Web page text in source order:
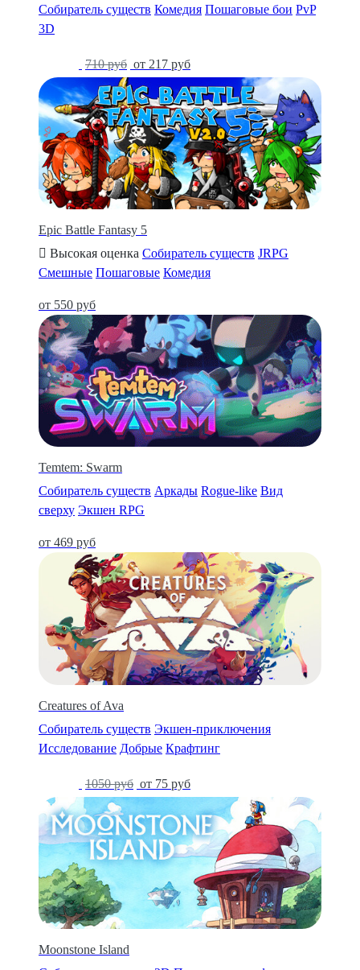
Собиратель существ Комедия Пошаговые бои PvP
3D
710 руб от 217 руб
Epic Battle Fantasy 5
Высокая оценка Собиратель существ JRPG
Смешные Пошаговые Комедия
от 550 руб
Temtem: Swarm
Собиратель существ Аркады Rogue-like Вид
сверху Экшен RPG
от 469 руб
Creatures of Ava
Собиратель существ Экшен-приключения
Исследование Добрые Крафтинг
1050 руб от 75 руб
Moonstone Island